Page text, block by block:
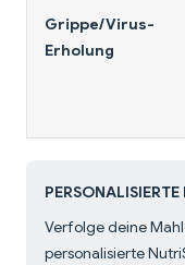
Grippe/Virus-
Erholung
Verfolge deine
personalisierte